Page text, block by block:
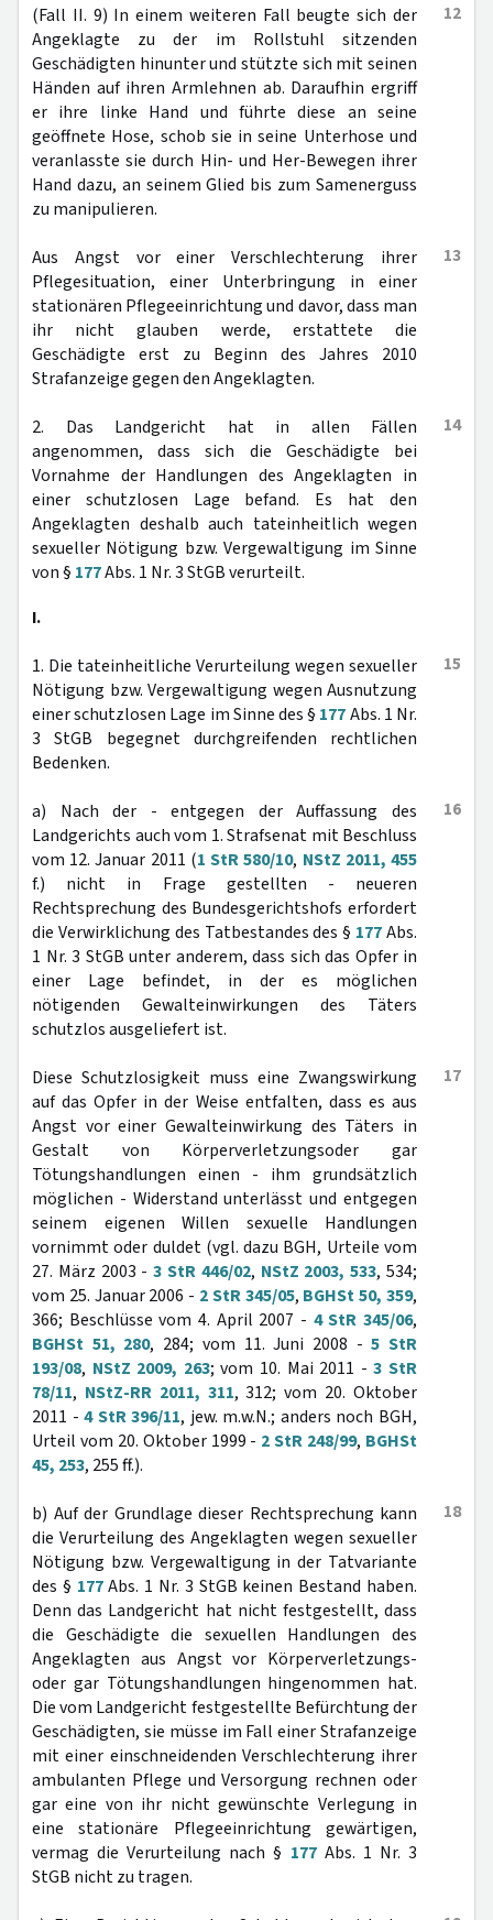
12
(Fall II. 9) In einem weiteren Fall beugte sich der
Angeklagte zu der im Rollstuhl sitzenden
Geschädigten hinunter und stützte sich mit seinen
Händen auf ihren Armlehnen ab. Daraufhin ergriff
er ihre linke Hand und führte diese an seine
geöffnete Hose, schob sie in seine Unterhose und
veranlasste sie durch Hin- und Her-Bewegen ihrer
Hand dazu, an seinem Glied bis zum Samenerguss
zu manipulieren.
13
Aus Angst vor einer Verschlechterung ihrer
Pflegesituation, einer Unterbringung in einer
stationären Pflegeeinrichtung und davor, dass man
ihr nicht glauben werde, erstattete die
Geschädigte erst zu Beginn des Jahres 2010
Strafanzeige gegen den Angeklagten.
14
2. Das Landgericht hat in allen Fällen
angenommen, dass sich die Geschädigte bei
Vornahme der Handlungen des Angeklagten in
einer schutzlosen Lage befand. Es hat den
Angeklagten deshalb auch tateinheitlich wegen
sexueller Nötigung bzw. Vergewaltigung im Sinne
von § 177Abs. 1 Nr. 3 StGB verurteilt.
I.
15
1. Die tateinheitliche Verurteilung wegen sexueller
Nötigung bzw. Vergewaltigung wegen Ausnutzung
einer schutzlosen Lage im Sinne des § 177Abs. 1 Nr.
3 StGB begegnet durchgreifenden rechtlichen
Bedenken.
16
a) Nach der - entgegen der Auffassung des
Landgerichts auch vom 1. Strafsenat mit Beschluss
vom 12. Januar 2011 (1 StR 580/10, NStZ 2011, 455
f.) nicht in Frage gestellten - neueren
Rechtsprechung des Bundesgerichtshofs erfordert
die Verwirklichung des Tatbestandes des § 177Abs.
1 Nr. 3 StGB unter anderem, dass sich das Opfer in
einer Lage befindet, in der es möglichen
nötigenden Gewalteinwirkungen des Täters
schutzlos ausgeliefert ist.
17
Diese Schutzlosigkeit muss eine Zwangswirkung
auf das Opfer in der Weise entfalten, dass es aus
Angst vor einer Gewalteinwirkung des Täters in
Gestalt von Körperverletzungsoder gar
Tötungshandlungen einen - ihm grundsätzlich
möglichen - Widerstand unterlässt und entgegen
seinem eigenen Willen sexuelle Handlungen
vornimmt oder duldet (vgl. dazu BGH, Urteile vom
27. März 2003 -3 StR 446/02, NStZ 2003, 533, 534;
vom 25. Januar 2006 - 2 StR 345/05, BGHSt 50, 359,
366; Beschlüsse vom 4. April 2007 - 4 StR 345/06,
BGHSt 51, 280, 284; vom 11. Juni 2008 -5 StR
193/08, NStZ 2009, 263; vom 10. Mai 2011 -3 StR
78/11, NStZ-RR 2011, 311, 312; vom 20. Oktober
2011 -4 StR 396/11, jew. m.w.N.; anders noch BGH,
Urteil vom 20. Oktober 1999 - 2 StR 248/99, BGHSt
45, 253, 255 ff.).
18
b) Auf der Grundlage dieser Rechtsprechung kann
die Verurteilung des Angeklagten wegen sexueller
Nötigung bzw. Vergewaltigung in der Tatvariante
des § 177Abs. 1 Nr. 3 StGB keinen Bestand haben.
Denn das Landgericht hat nicht festgestellt, dass
die Geschädigte die sexuellen Handlungen des
Angeklagten aus Angst vor Körperverletzungs-
oder gar Tötungshandlungen hingenommen hat.
Die vom Landgericht festgestellte Befürchtung der
Geschädigten, sie müsse im Fall einer Strafanzeige
mit einer einschneidenden Verschlechterung ihrer
ambulanten Pflege und Versorgung rechnen oder
gar eine von ihr nicht gewünschte Verlegung in
eine stationäre Pflegeeinrichtung gewärtigen,
vermag die Verurteilung nach § 177Abs. 1 Nr. 3
StGB nicht zu tragen.